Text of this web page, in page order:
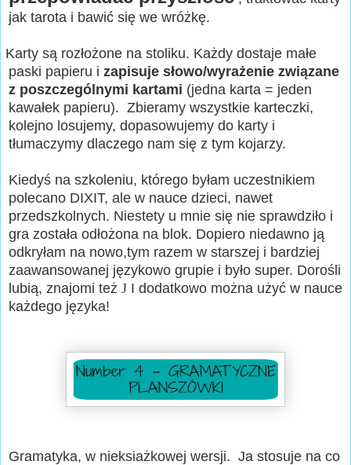
jak tarota i bawić się we wróżkę.
są rozłożone na stoliku. Każdy dostaje małe
paski papieru i zapisuje słowo/wyrażenie związane
z poszczególnymi kartami (jedna karta = jeden
kawałek papieru). Zbieramy wszystkie karteczki,
kolejno losujemy, dopasowujemy do karty i
tłumaczymy dlaczego nam się z tym kojarzy.
Kiedyś na szkoleniu, którego byłam uczestnikiem
polecano DIXIT, ale w nauce dzieci, nawet
przedszkolnych. Niestety u mnie się nie sprawdziło i
gra została odłożona na blok. Dopiero niedawno ją
odkryłam na nowo,tym razem w starszej i bardziej
zaawansowanej językowo grupie i było super. Dorośli
lubią, znajomi też J I dodatkowo można użyć w nauce
każdego języka!
Gramatyka, w nieksiażkowej wersji. Ja stosuje na co